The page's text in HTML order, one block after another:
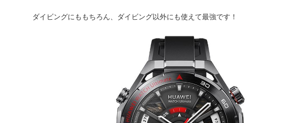
イビングにももちろん、ダイビング以外にも使えて最強です！